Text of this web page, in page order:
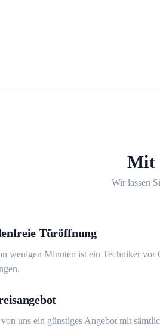
Mit
Wir lassen
Türöffnung
wenigen Minuten ist ein Techniker vor
von uns ein günstiges Angebot mit